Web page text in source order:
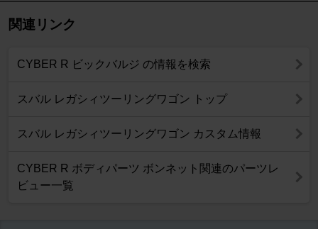
関連リンク
CYBER R ビックバルジ の情報を検索
スバル レガシィツーリングワゴン トップ
スバル レガシィツーリングワゴン カスタム情報
CYBER R ボディパーツ ボンネット関連のパーツレ
ビュー一覧